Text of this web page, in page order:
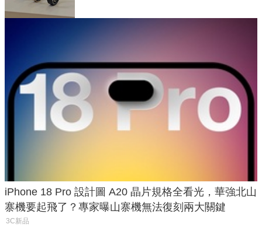
iPhone 18 Pro 設計圖 A20 晶片規格全看光，華強北山
寨機要起飛了？專家曝山寨機無法復刻兩大關鍵
3C新品